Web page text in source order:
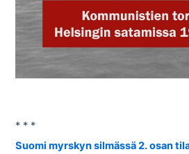
* * *
Suomi myrskyn silmässä 2. osan